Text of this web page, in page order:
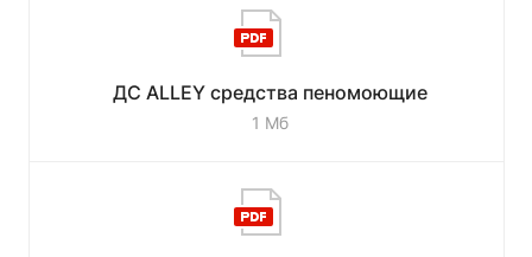
ДС ALLEY средства пеномоющие
1 Мб